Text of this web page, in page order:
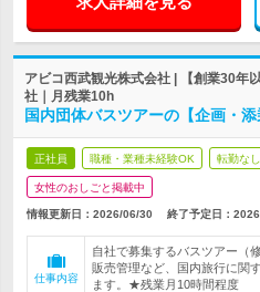
アビコ西武観光株式会社 | 【創業30年
社｜月残業10h
国内団体バスツアーの【企画・
正社員 職種・業種未経験OK 転勤なし
女性のおしごと掲載中
情報更新日：2026/06/30 終了予定日：
仕事内容
自社で募集するバスツアー（
販売管理など、国内旅行に関
ます。★残業月10時間程度